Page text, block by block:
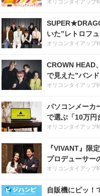
オリコンタイアップ
いた”レトロフ
オリコンタイアップ
CROWN HEAD
で見えた”バン
オリコンタイアップ
パソコンメーカ
で選ぶ「10万円
オリコンタイアップ
『VIVANT』限
プロデューサー
オリコンタイアップ
自販機にピッ！